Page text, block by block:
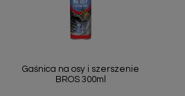
Gaśnica na osy i szerszenie
BROS 300ml